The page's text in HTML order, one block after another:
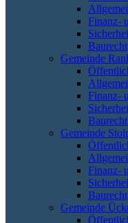
Finanz-
Baurecht
Gemeinde
Finanz-
Baurecht
Gemeinde
Finanz-
Baurecht
Gemeinde